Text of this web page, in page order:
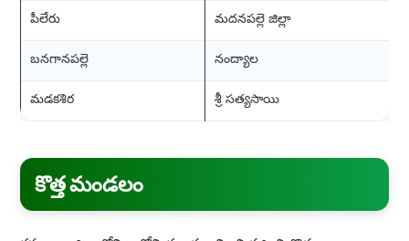
పీలేరు మదనపల్లె జిల్లా
బనగానపల్లె నంద్యాల
మడకశిర శ్రీ సత్యసాయి
కొత్త మండలం